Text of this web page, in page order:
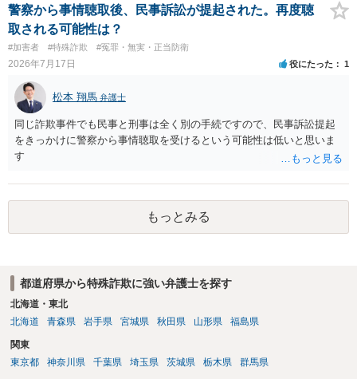
釈申請については、共犯なので、全て公判請求されるまで難しいです
が、個別具体的な事情により異なります。 弁護方針により、結果が変
わるため、刑事事件に精通している弁護人を選任されることをお勧め
いたします。
警察から事情聴取後、民事訴訟が提起された。再度聴
取される可能性は？
#加害者 #特殊詐欺 #冤罪・無実・正当防衛
2026年7月17日 役にたった 1
松本 翔馬 弁護士
同じ詐欺事件でも民事と刑事は全く別の手続ですので、民事訴訟提起
をきっかけに警察から事情聴取を受けるという可能性は低いと思いま
す
もっとみる
都道府県から特殊詐欺に強い弁護士を探す
北海道・東北
北海道
青森県 岩手県 宮城県 秋田県 山形県 福島県
関東
東京都
神奈川県 千葉県 埼玉県 茨城県 栃木県 群馬県